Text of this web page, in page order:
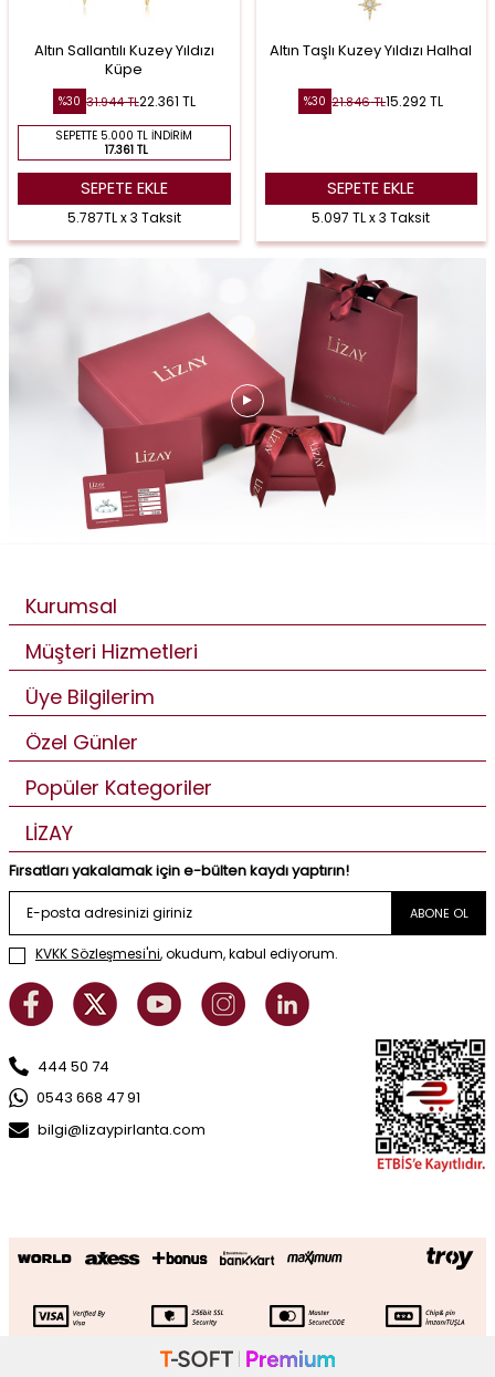
Altın Sallantılı Kuzey Yıldızı
Küpe
%30 31.944TL22.361 TL
SEPETTE 5.000 TL İNDIRIM
17.361 TL
SEPETE EKLE
5.787TL x 3 Taksit
Altın Taşlı Kuzey Yıldızı Halhal
%30 21.846TL15.292TL
SEPETE EKLE
5.097 TL x 3 Taksit
Kurumsal
Müşteri Hizmetleri
Üye Bilgilerim
Özel Günler
Popüler Kategoriler
LİZAY
Fırsatları yakalamak için e-bülten kaydı yaptırın!
ABONE OL
KVKK Sözleşmesi'ni, okudum, kabul ediyorum.
444 50 74
0543 668 47 91
bilgi@lizaypirlanta.com